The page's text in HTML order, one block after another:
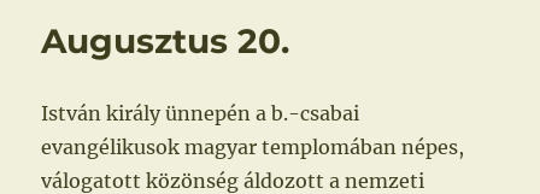
Augusztus 20.
István király ünnepén a b.-csabai
evangélikusok magyar templomában népes,
válogatott közönség áldozott a nemzeti